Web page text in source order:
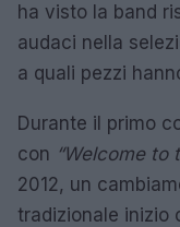
ha visto la band
audaci nella
a quali pezzi
Durante il primo
con “Welcome to
2012, un
tradizionale inizio